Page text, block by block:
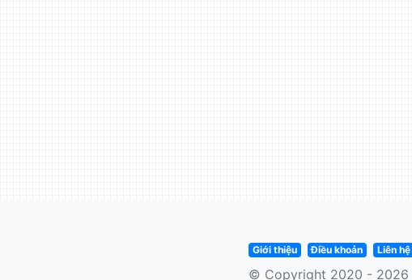
Giới thiệu Điều khoản Liên hệ
© Copyright 2020 - 2026